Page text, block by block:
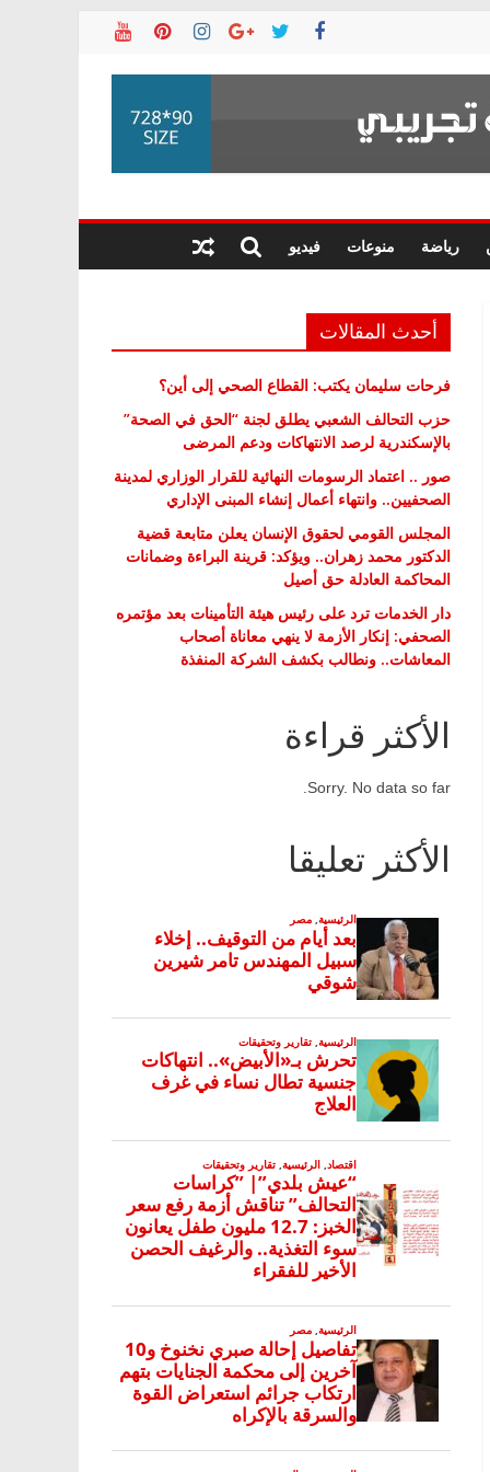
رياضة منوعات فيديو
أحدث المقالات
فرحات سليمان يكتب: القطاع الصحي إلى أين؟
حزب التحالف الشعبي يطلق لجنة “الحق في الصحة”
بالإسكندرية لرصد الانتهاكات ودعم المرضى
صور .. اعتماد الرسومات النهائية للقرار الوزاري لمدينة
الصحفيين.. وانتهاء أعمال إنشاء المبنى الإداري
المجلس القومي لحقوق الإنسان يعلن متابعة قضية
الدكتور محمد زهران.. ويؤكد: قرينة البراءة وضمانات
المحاكمة العادلة حق أصيل
دار الخدمات ترد على رئيس هيئة التأمينات بعد مؤتمره
الصحفي: إنكار الأزمة لا ينهي معاناة أصحاب
المعاشات.. ونطالب بكشف الشركة المنفذة
الأكثر قراءة
Sorry. No data so far.
الأكثر تعليقا